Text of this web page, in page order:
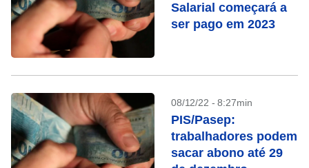
Salarial começará a
ser pago em 2023
08/12/22 - 8:27min
PIS/Pasep:
trabalhadores podem
sacar abono até 29